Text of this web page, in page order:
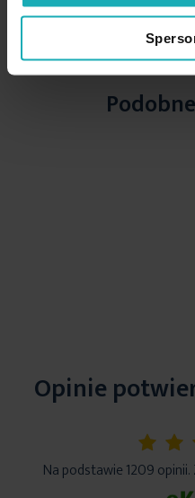
High-contrast mode
Opinie
Na podstawie 1209